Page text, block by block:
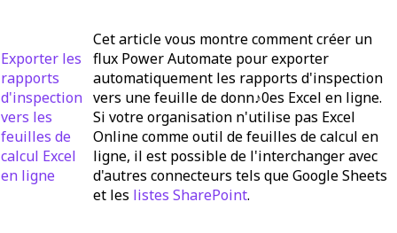
Exporter les
rapports
d'inspection
vers les
feuilles de
calcul Excel
en ligne
Cet article vous montre comment créer un
flux Power Automate pour exporter
automatiquement les rapports d'inspection
vers une feuille de donn♪0es Excel en ligne.
Si votre organisation n'utilise pas Excel
Online comme outil de feuilles de calcul en
ligne, il est possible de l'interchanger avec
d'autres connecteurs tels que Google Sheets
et les listes SharePoint.